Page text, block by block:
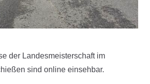
der Landesmeisterschaft im
sind online einsehbar.